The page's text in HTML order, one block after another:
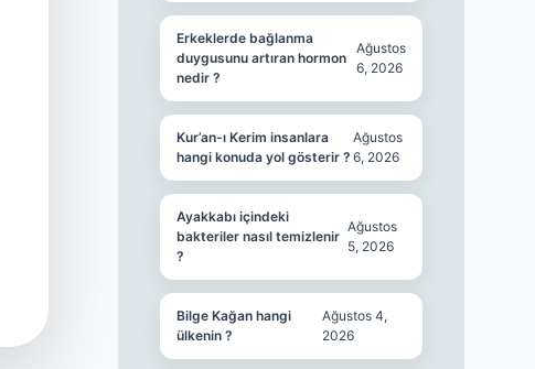
Erkeklerde bağlanma
duygusunu artıran hormon
nedir ?
Ağustos
6, 2026
Kur’an-ı Kerim insanlara
hangi konuda yol gösterir ?
Ağustos
6, 2026
Ayakkabı içindeki
bakteriler nasıl temizlenir
?
Ağustos
5, 2026
Bilge Kağan hangi
ülkenin ?
Ağustos 4,
2026